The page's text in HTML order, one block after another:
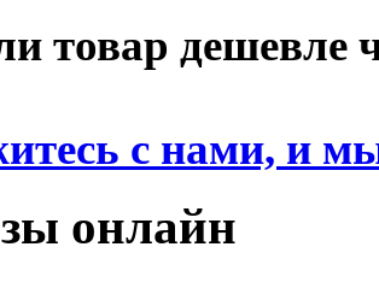
товар дешевле
с нами, и
онлайн